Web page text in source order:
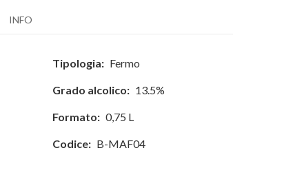
INFO
Tipologia: Fermo
Grado alcolico: 13.5%
Formato: 0,75 L
Codice: B-MAF04